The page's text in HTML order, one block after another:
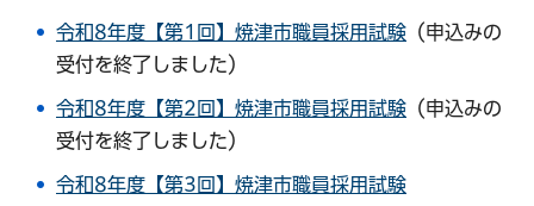
令和8年度【第1回】焼津市職員採用試験 （申込みの
受付を終了しました）
令和8年度【第2回】焼津市職員採用試験 （申込みの
受付を終了しました）
令和8年度【第3回】焼津市職員採用試験